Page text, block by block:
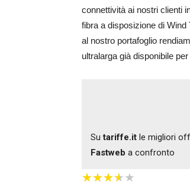
connettività ai nostri clienti
fibra a disposizione di
al nostro portafoglio
ultralarga già disponibile per
Sutariffe.it le migliori
Fastweb a confronto
★★★★★
★★★★★